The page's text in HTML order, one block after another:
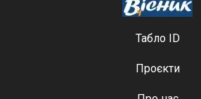
Табло ID
Проєкти